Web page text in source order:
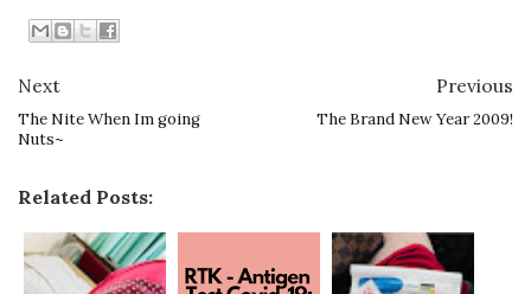
Next
The Nite When Im going
Nuts~
Previous
The Brand New Year 2009!
Related Posts: